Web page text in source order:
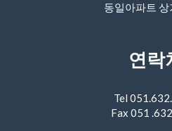
동일아파트
연락
Tel
Fax 051